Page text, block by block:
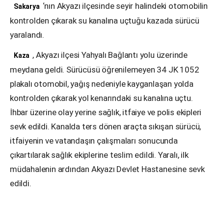
Sakarya ‘nın Akyazı ilçesinde seyir halindeki otomobilin
kontrolden çıkarak su kanalına uçtuğu kazada sürücü
yaralandı.
Kaza , Akyazı ilçesi Yahyalı Bağlantı yolu üzerinde
meydana geldi. Sürücüsü öğrenilemeyen 34 JK 1052
plakalı otomobil, yağış nedeniyle kayganlaşan yolda
kontrolden çıkarak yol kenarındaki su kanalına uçtu.
İhbar üzerine olay yerine sağlık, itfaiye ve polis ekipleri
sevk edildi. Kanalda ters dönen araçta sıkışan sürücü,
itfaiyenin ve vatandaşın çalışmaları sonucunda
çıkartılarak sağlık ekiplerine teslim edildi. Yaralı, ilk
müdahalenin ardından Akyazı Devlet Hastanesine sevk
edildi.